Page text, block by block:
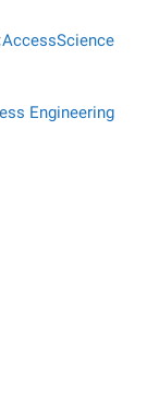
AccessScience
Engineering